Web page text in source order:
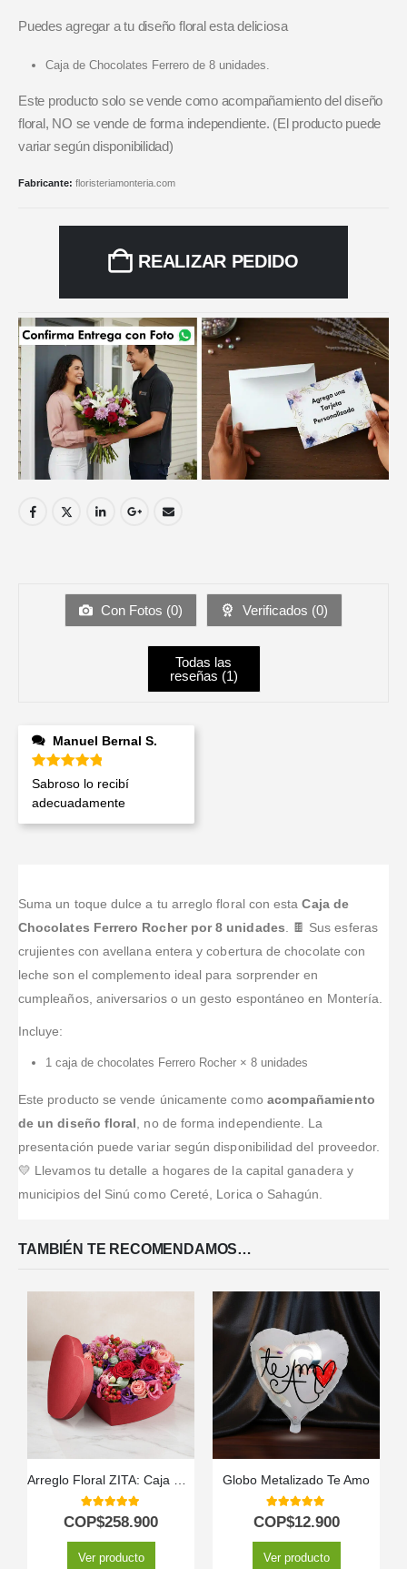
Puedes agregar a tu diseño floral esta deliciosa
Caja de Chocolates Ferrero de 8 unidades.
Este producto solo se vende como acompañamiento del diseño
floral, NO se vende de forma independiente. (El producto puede
variar según disponibilidad)
Fabricante: floristeriamonteria.com
REALIZAR PEDIDO
Con Fotos (0) Verificados (0)
Todas las
reseñas (1)
Manuel Bernal S.
Valorado en5de 5
Sabroso lo recibí
adecuadamente
Suma un toque dulce a tu arreglo floral con estaCaja de
Chocolates Ferrero Rocher por 8 unidades. 🍫 Sus esferas
crujientes con avellana entera y cobertura de chocolate con
leche son el complemento ideal para sorprender en
cumpleaños, aniversarios o un gesto espontáneo en Montería.
Incluye:
1 caja de chocolates Ferrero Rocher × 8 unidades
Este producto se vende únicamente como acompañamiento
de un diseño floral , no de forma independiente. La
presentación puede variar según disponibilidad del proveedor.
💛 Llevamos tu detalle a hogares de la capital ganadera y
municipios del Sinú como Cereté, Lorica o Sahagún.
TAMBIÉN TE RECOMENDAMOS…
Arreglo Floral ZITA: Caja Corazón con Rosas y Flores Mixtas 💝
5.00out of 5
COP$258.900
Ver producto
Globo Metalizado Te Amo
5.00out of 5
COP$12.900
Ver producto